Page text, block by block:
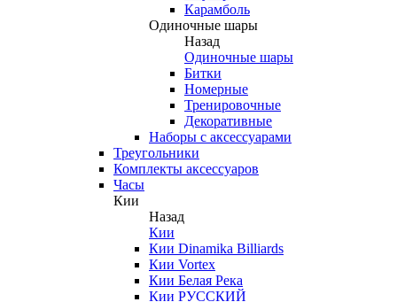
Карамболь
Одиночные шары
Назад
Одиночные шары
Битки
Номерные
Тренировочные
Декоративные
Наборы с аксессуарами
Треугольники
Комплекты аксессуаров
Часы
Кии
Назад
Кии
Кии Dinamika Billiards
Кии Vortex
Кии Белая Река
Кии РУССКИЙ